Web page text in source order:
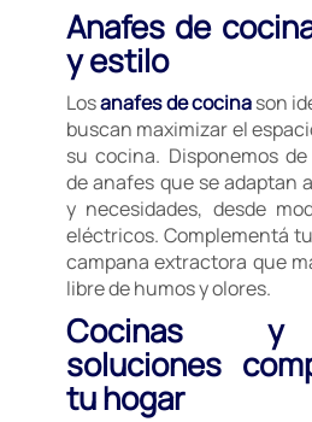
Anafes de
y estilo
Losanafes de cocinason
buscan maximizar el
su cocina. Disponemos
de anafes que se adaptan
y necesidades, desde
eléctricos. Complementá
campana extractora que
libre de humos y olores.
Cocinas y
soluciones
tu hogar